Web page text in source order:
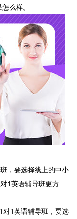
么样。
，要选择线上的中小
1英语辅导班更方
1英语辅导班，要选